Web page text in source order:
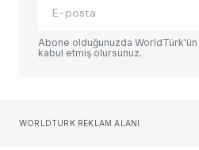
Yorum
Sizin adınız*
Abone olduğunuzda WorldTürk'ün
kabul etmiş olursunuz.
WORLDTURK REKLAM ALANI